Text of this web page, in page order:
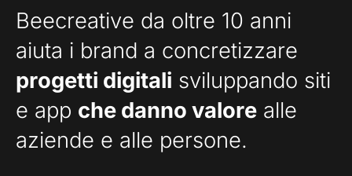
Beecreative da oltre 10 anni
aiuta i brand a concretizzare
progetti digitali sviluppando siti
e app che danno valore alle
aziende e alle persone.